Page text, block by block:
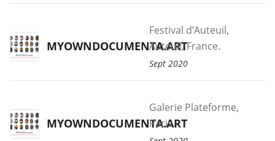
MYOWNDOCUMENTA.ART
Festival d’Auteuil,
Auteuil, France.
Sept 2020
MYOWNDOCUMENTA.ART
Galerie Plateforme,
Paris.